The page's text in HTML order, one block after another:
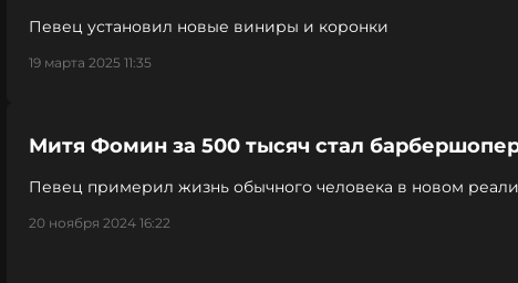
Певец установил новые виниры и коронки
19 марта 2025 11:35
Митя Фомин за 500 тысяч стал
Певец примерил жизнь обычного человека в новом
20 ноября 2024 16:22